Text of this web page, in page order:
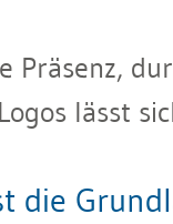
Präsenz,
lässt
die